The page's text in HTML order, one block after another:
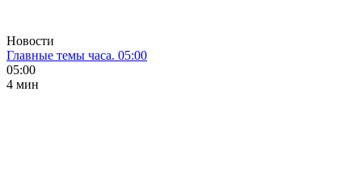
Новости
Главные темы часа. 05:00
05:00
4 мин